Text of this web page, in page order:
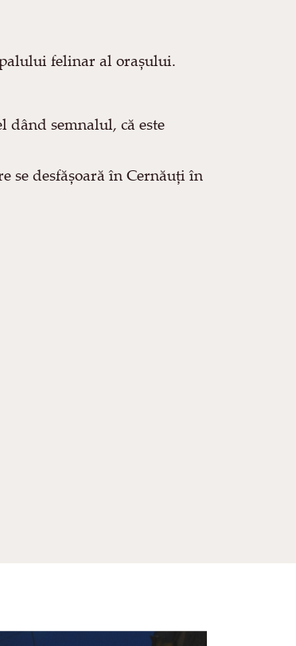
felinar al orașului.
semnalul, că este
se desfășoară în Cernăuți în